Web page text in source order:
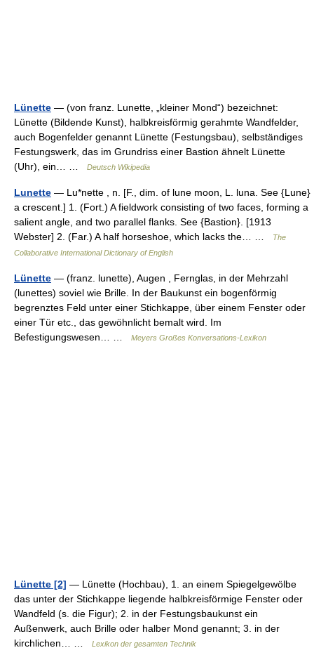
Lünette — (von franz. Lunette, „kleiner Mond“) bezeichnet:
Lünette (Bildende Kunst), halbkreisförmig gerahmte Wandfelder,
auch Bogenfelder genannt Lünette (Festungsbau), selbständiges
Festungswerk, das im Grundriss einer Bastion ähnelt Lünette
(Uhr), ein… …
Deutsch Wikipedia
Lunette — Lu*nette , n. [F., dim. of lune moon, L. luna. See {Lune}
a crescent.] 1. (Fort.) A fieldwork consisting of two faces, forming a
salient angle, and two parallel flanks. See {Bastion}. [1913
Webster] 2. (Far.) A half horseshoe, which lacks the… …
The
Collaborative International Dictionary of English
Lünette — (franz. lunette), Augen , Fernglas, in der Mehrzahl
(lunettes) soviel wie Brille. In der Baukunst ein bogenförmig
begrenztes Feld unter einer Stichkappe, über einem Fenster oder
einer Tür etc., das gewöhnlicht bemalt wird. Im
Befestigungswesen… …
Meyers Großes Konversations-Lexikon
Lünette [2] — Lünette (Hochbau), 1. an einem Spiegelgewölbe
das unter der Stichkappe liegende halbkreisförmige Fenster oder
Wandfeld (s. die Figur); 2. in der Festungsbaukunst ein
Außenwerk, auch Brille oder halber Mond genannt; 3. in der
kirchlichen… …
Lexikon der gesamten Technik